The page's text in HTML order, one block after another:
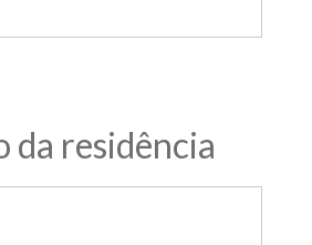
da residência